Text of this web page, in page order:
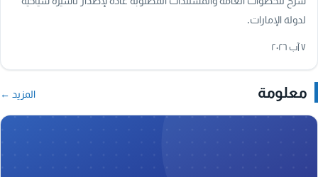
لدولة الإمارات.
٧ آب ٢٠٢٦
معلومة المزيد ←